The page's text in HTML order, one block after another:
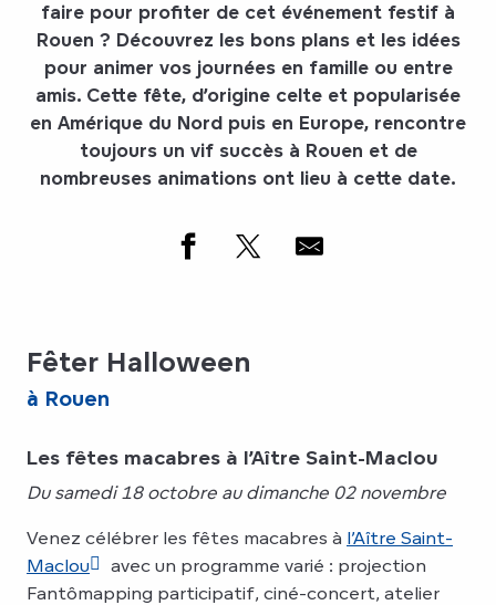
faire pour profiter de cet événement festif à
Rouen ? Découvrez les bons plans et les idées
pour animer vos journées en famille ou entre
amis. Cette fête, d’origine celte et popularisée
en Amérique du Nord puis en Europe, rencontre
toujours un vif succès à Rouen et de
nombreuses animations ont lieu à cette date.
Fêter Halloween
à Rouen
Les fêtes macabres à l’Aître Saint-Maclou
Du samedi 18 octobre au dimanche 02 novembre
Venez célébrer les fêtes macabres à l’Aître Saint-
Maclou
avec un programme varié : projection
Fantômapping participatif, ciné-concert, atelier